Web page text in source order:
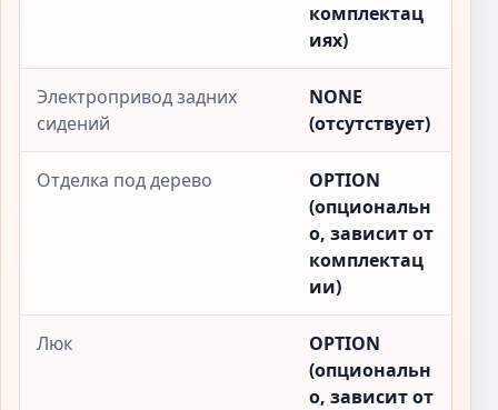
комплектац
иях)
Электропривод задних
сидений
NONE
(отсутствует)
Отделка под дерево
OPTION
(опциональн
о, зависит от
комплектац
ии)
Люк
OPTION
(опциональн
о, зависит от